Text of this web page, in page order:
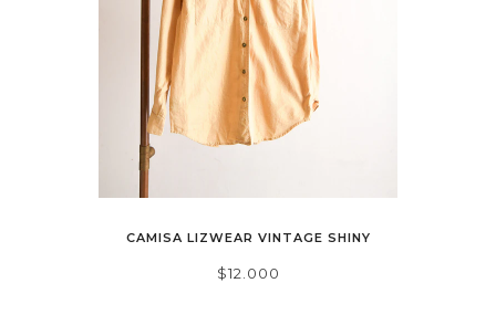
CAMISA LIZWEAR VINTAGE SHINY
$12.000